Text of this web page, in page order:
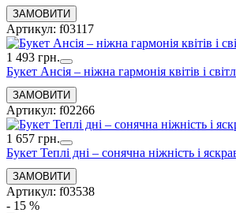
Артикул: f03117
1 493 грн.
Букет Ансія – ніжна гармонія квітів і
Артикул: f02266
1 657 грн.
Букет Теплі дні – сонячна ніжність і
Артикул: f03538
- 15 %